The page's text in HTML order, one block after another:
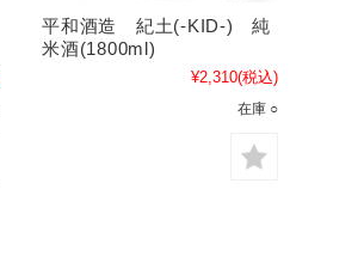
平和酒造 紀土(-KID-) 純
米酒(1800ml)
¥2,310(税込)
在庫 ○